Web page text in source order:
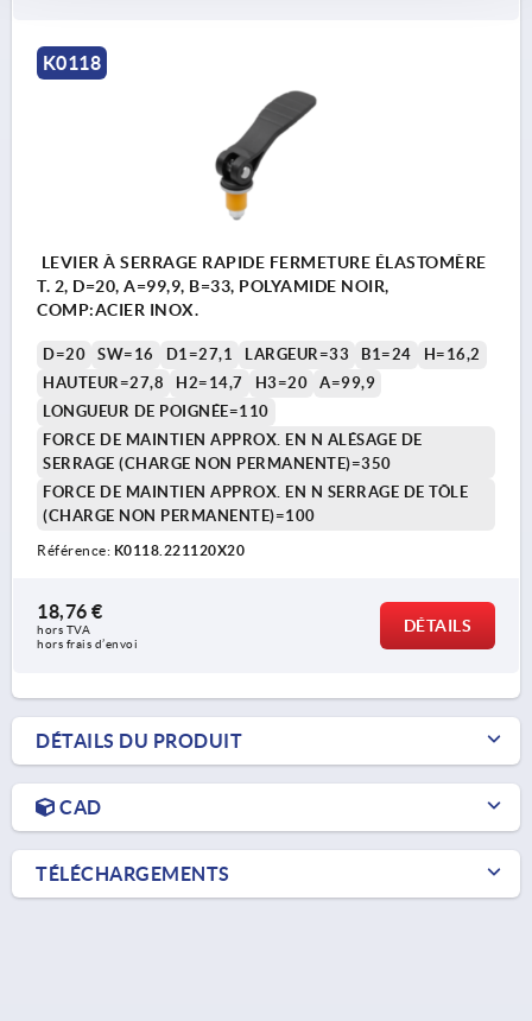
K0118
LEVIER À SERRAGE RAPIDE FERMETURE ÉLASTOMÈRE
T. 2, D=20, A=99,9, B=33, POLYAMIDE NOIR,
COMP:ACIER INOX.
D=20 SW=16 D1=27,1 LARGEUR=33 B1=24
H=16,2
HAUTEUR=27,8
H2=14,7 H3=20
A=99,9
LONGUEUR DE POIGNÉE=110
FORCE DE MAINTIEN APPROX. EN N ALÉSAGE DE
SERRAGE (CHARGE NON PERMANENTE)=350
FORCE DE MAINTIEN APPROX. EN N SERRAGE DE TÔLE
(CHARGE NON PERMANENTE)=100
Référence: K0118.221120X20
18,76 €
hors TVA
hors frais d’envoi
DÉTAILS
DÉTAILS DU PRODUIT
CAD
TÉLÉCHARGEMENTS